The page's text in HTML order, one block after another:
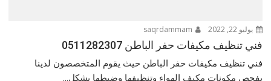
يوليو 22, 2022
فني تنظيف مكيفات حفر الباطن 0511282307
فني تنظيف مكيفات حفر الباطن حيث يقوم المتخصصون لدينا
بفحص مكونات مكيف الهواء وتنظيفها وضبطها بشكل...